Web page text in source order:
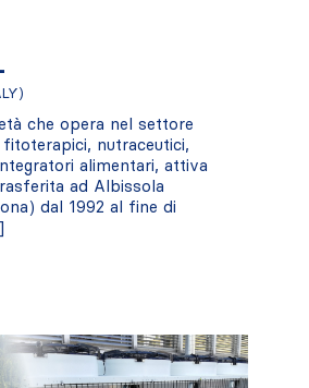
che opera nel settore
nutraceutici,
alimentari, attiva
ad Albissola
dal 1992 al fine di